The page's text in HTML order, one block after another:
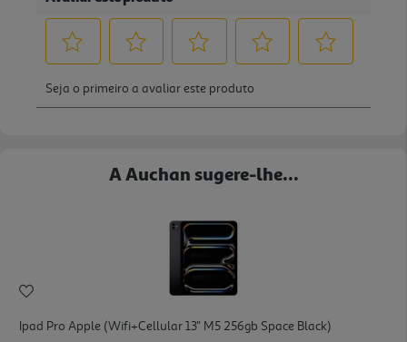
A Auchan sugere-lhe...
Ipad Pro Apple (wifi+cellular 13'' M5 256gb Space Black)